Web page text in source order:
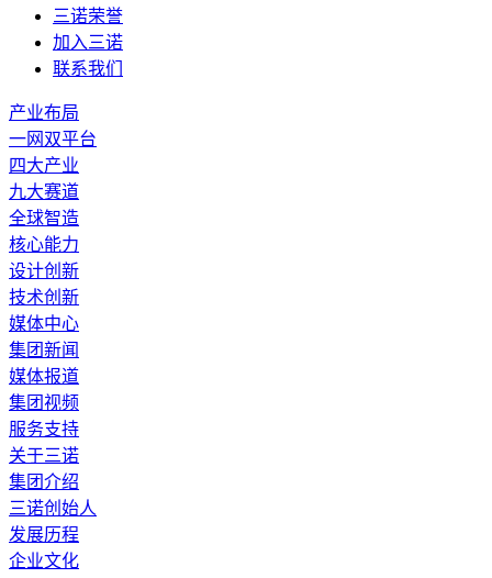
三诺荣誉
加入三诺
联系我们
产业布局
一网双平台
四大产业
九大赛道
全球智造
核心能力
设计创新
技术创新
媒体中心
集团新闻
媒体报道
集团视频
服务支持
关于三诺
集团介绍
三诺创始人
发展历程
企业文化